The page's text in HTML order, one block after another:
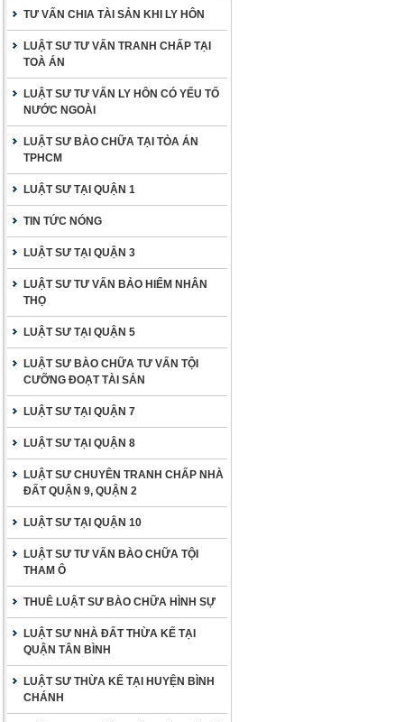
TƯ VẤN CHIA TÀI SẢN KHI LY HÔN
LUẬT SƯ TƯ VẤN TRANH CHẤP TẠI
TOÀ ÁN
LUẬT SƯ TƯ VẤN LY HÔN CÓ YẾU TỐ
NƯỚC NGOÀI
LUẬT SƯ BÀO CHỮA TẠI TÒA ÁN
TPHCM
LUẬT SƯ TẠI QUẬN 1
TIN TỨC NÓNG
LUẬT SƯ TẠI QUẬN 3
LUẬT SƯ TƯ VẤN BẢO HIỂM NHÂN
THỌ
LUẬT SƯ TẠI QUẬN 5
LUẬT SƯ BÀO CHỮA TƯ VẤN TỘI
CƯỠNG ĐOẠT TÀI SẢN
LUẬT SƯ TẠI QUẬN 7
LUẬT SƯ TẠI QUẬN 8
LUẬT SƯ CHUYÊN TRANH CHẤP NHÀ
ĐẤT QUẬN 9, QUẬN 2
LUẬT SƯ TẠI QUẬN 10
LUẬT SƯ TƯ VẤN BÀO CHỮA TỘI
THAM Ô
THUÊ LUẬT SƯ BÀO CHỮA HÌNH SỰ
LUẬT SƯ NHÀ ĐẤT THỪA KẾ TẠI
QUẬN TÂN BÌNH
LUẬT SƯ THỪA KẾ TẠI HUYỆN BÌNH
CHÁNH